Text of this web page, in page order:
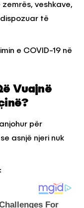
veshkave,
të
e COVID-19 në
Vuajnë
për
asnjë njeri nuk